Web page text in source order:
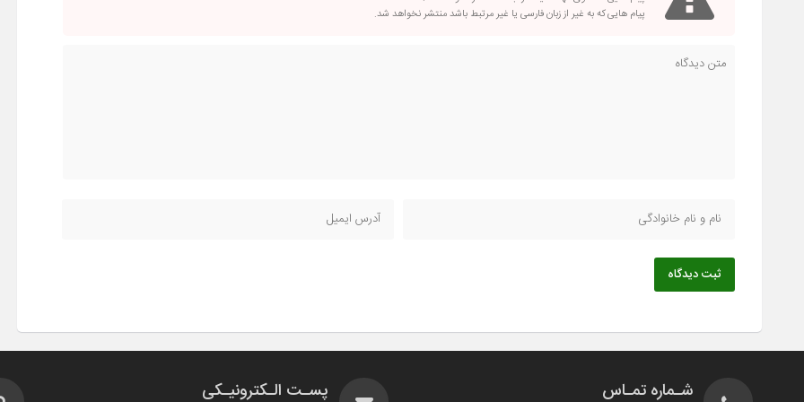
پیام هایی که به غیر از زبان فارسی یا غیر مرتبط باشد منتشر نخواهد شد.
ثبت دیدگاه
شـماره تمـاس پسـت الـکترونیـکی